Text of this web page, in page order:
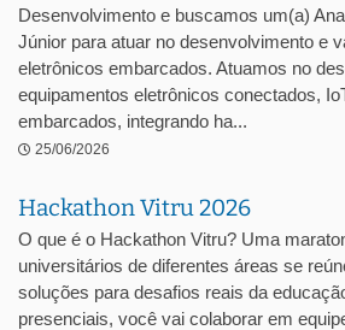
Desenvolvimento e buscamos um(a)
Júnior para atuar no desenvolvimento e
eletrônicos embarcados. Atuamos no
equipamentos eletrônicos conectados,
embarcados, integrando ha...
25/06/2026
Hackathon Vitru 2026
O que é o Hackathon Vitru? Uma
universitários de diferentes áreas se
soluções para desafios reais da
presenciais, você vai colaborar em